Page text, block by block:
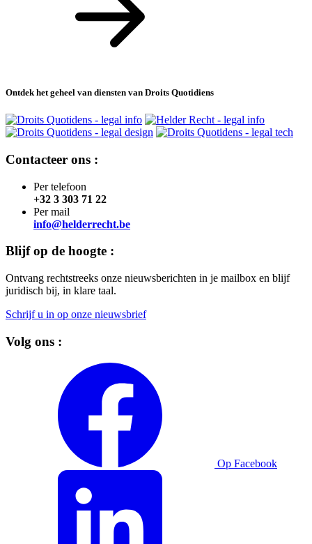
Ontdek het geheel van diensten van Droits Quotidiens
Contacteer ons :
Per telefoon
+32 3 303 71 22
Per mail
info@helderrecht.be
Blijf op de hoogte :
Ontvang rechtstreeks onze nieuwsberichten in je mailbox en blijf
juridisch bij, in klare taal.
Schrijf u in op onze nieuwsbrief
Volg ons :
Op Facebook